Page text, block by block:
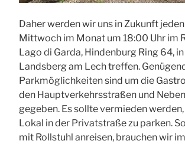
Daher werden wir uns in Zukunft
Mittwoch im Monat um 18:00 Uhr im
Lago di Garda, Hindenburg Ring 64,
Landsberg am Lech treffen.
Parkmöglichkeiten sind um die
den Hauptverkehrsstraßen und
gegeben. Es sollte vermieden
Lokal in der Privatstraße zu parken.
mit Rollstuhl anreisen, brauchen wir